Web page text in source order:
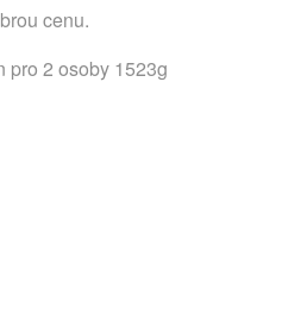
cenu.
pro 2 osoby 1523g